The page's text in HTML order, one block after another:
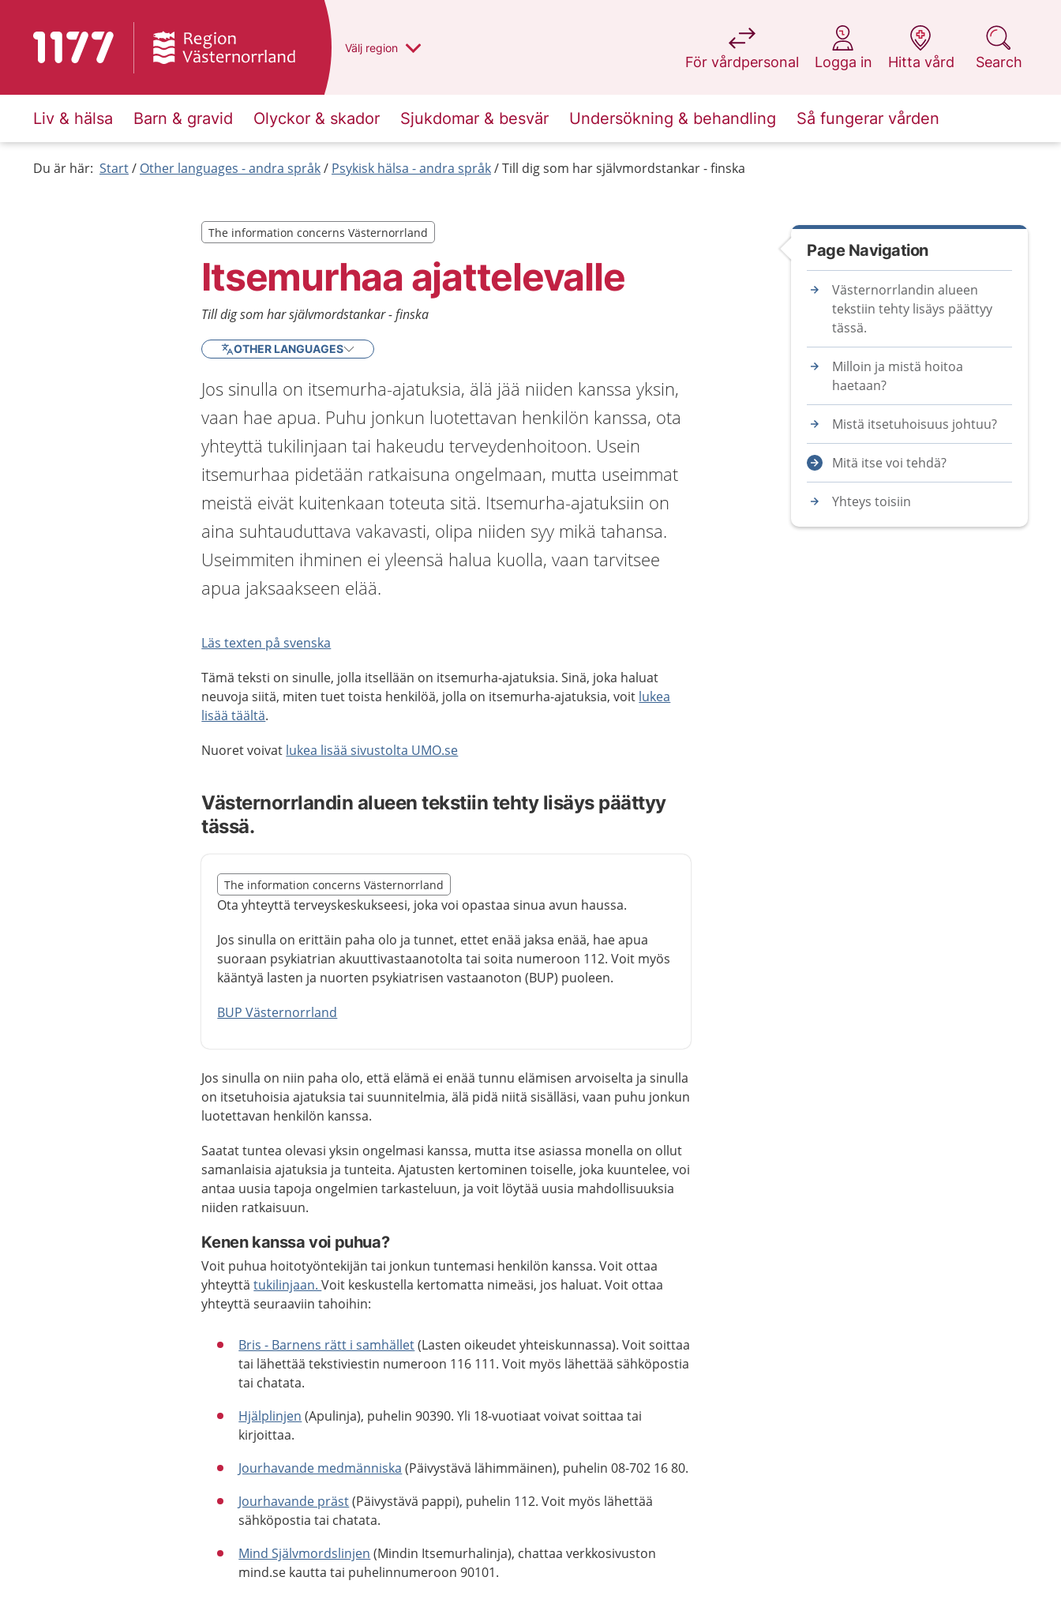
To start page for 1177 Du har valt region
Välj en annan
region
För vårdpersonal
at 1177.se
Logga in
at 1177.se
Hitta vård
at 1177.se
Search
at 1177.se
Liv & hälsa Barn & gravid Olyckor & skador Sjukdomar & besvär Undersökning & behandling Så fungerar vården
Du är här: Start Other languages - andra språk Psykisk hälsa - andra språk Till dig som har självmordstankar - finska
Itsemurhaa ajattelevalle
Till dig som har självmordstankar - finska
The information concerns Västernorrland
The information concerns Västernorrland
OTHER LANGUAGES
Jos sinulla on itsemurha-ajatuksia, älä jää niiden kanssa yksin,
vaan hae apua. Puhu jonkun luotettavan henkilön kanssa, ota
yhteyttä tukilinjaan tai hakeudu terveydenhoitoon. Usein
itsemurhaa pidetään ratkaisuna ongelmaan, mutta useimmat
meistä eivät kuitenkaan toteuta sitä. Itsemurha-ajatuksiin on
aina suhtauduttava vakavasti, olipa niiden syy mikä tahansa.
Useimmiten ihminen ei yleensä halua kuolla, vaan tarvitsee
apua jaksaakseen elää.
Läs texten på svenska
Tämä teksti on sinulle, jolla itsellään on itsemurha-ajatuksia. Sinä, joka haluat
neuvoja siitä, miten tuet toista henkilöä, jolla on itsemurha-ajatuksia, voit lukea
lisää täältä.
Nuoret voivat lukea lisää sivustolta UMO.se
Västernorrlandin alueen tekstiin tehty lisäys päättyy
tässä.
Nedan innehåll gäller region Västernorrland
The information concerns Västernorrland
Ota yhteyttä terveyskeskukseesi, joka voi opastaa sinua avun haussa.
Jos sinulla on erittäin paha olo ja tunnet, ettet enää jaksa enää, hae apua
suoraan psykiatrian akuuttivastaanotolta tai soita numeroon 112. Voit myös
kääntyä lasten ja nuorten psykiatrisen vastaanoton (BUP) puoleen.
BUP Västernorrland
Slut på det regionala tillägget från region Västernorrland
Jos sinulla on niin paha olo, että elämä ei enää tunnu elämisen arvoiselta ja sinulla
on itsetuhoisia ajatuksia tai suunnitelmia, älä pidä niitä sisälläsi, vaan puhu jonkun
luotettavan henkilön kanssa.
Saatat tuntea olevasi yksin ongelmasi kanssa, mutta itse asiassa monella on ollut
samanlaisia ajatuksia ja tunteita. Ajatusten kertominen toiselle, joka kuuntelee, voi
antaa uusia tapoja ongelmien tarkasteluun, ja voit löytää uusia mahdollisuuksia
niiden ratkaisuun.
Kenen kanssa voi puhua?
Voit puhua hoitotyöntekijän tai jonkun tuntemasi henkilön kanssa. Voit ottaa
yhteyttätukilinjaan.Voit keskustella kertomatta nimeäsi, jos haluat. Voit ottaa
yhteyttä seuraaviin tahoihin:
Bris - Barnens rätt i samhället(Lasten oikeudet yhteiskunnassa). Voit soittaa
tai lähettää tekstiviestin numeroon 116 111. Voit myös lähettää sähköpostia
tai chatata.
Hjälplinjen (Apulinja), puhelin 90390. Yli 18-vuotiaat voivat soittaa tai
kirjoittaa.
Jourhavande medmänniska (Päivystävä lähimmäinen), puhelin 08-702 16 80.
Jourhavande präst(Päivystävä pappi), puhelin 112. Voit myös lähettää
sähköpostia tai chatata.
Mind Självmordslinjen (Mindin Itsemurhalinja), chattaa verkkosivuston
mind.se kautta tai puhelinnumeroon 90101.
Page Navigation
Västernorrlandin alueen
tekstiin tehty lisäys päättyy
tässä.
Milloin ja mistä hoitoa
haetaan?
Mistä itsetuhoisuus johtuu?
Mitä itse voi tehdä?
Yhteys toisiin